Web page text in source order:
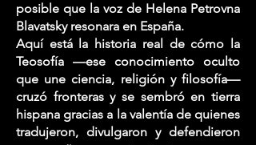
posible que la voz de Helena Petrovna
Blavatsky resonara en España.
Aquí está la historia real de cómo la
Teosofía —ese conocimiento oculto
que une ciencia, religión y filosofía—
cruzó fronteras y se sembró en tierra
hispana gracias a la valentía de quienes
tradujeron, divulgaron y defendieron